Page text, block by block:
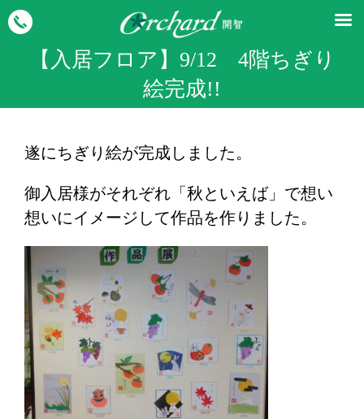
【入居フロア】9/12 4階ちぎり
絵完成!!
遂にちぎり絵が完成しました。
御入居様がそれぞれ「秋といえば」で想い
想いにイメージして作品を作りました。